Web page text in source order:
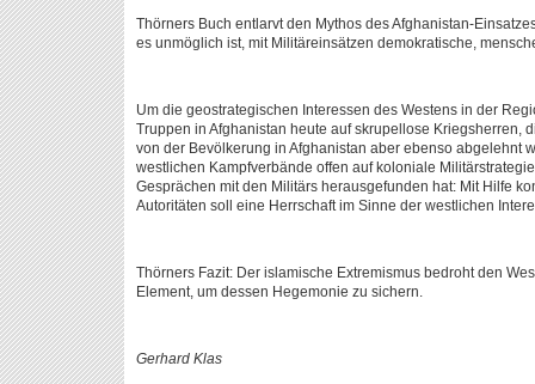
Thörners Buch entlarvt den Mythos des Afghanistan-
es unmöglich ist, mit Militäreinsätzen demokratische,
Um die geostrategischen Interessen des Westens in der
Truppen in Afghanistan heute auf skrupellose Kriegsherren,
von der Bevölkerung in Afghanistan aber ebenso abgelehnt
westlichen Kampfverbände offen auf koloniale
Gesprächen mit den Militärs herausgefunden hat: Mit Hilfe
Autoritäten soll eine Herrschaft im Sinne der westlichen
Thörners Fazit: Der islamische Extremismus bedroht den
Element, um dessen Hegemonie zu sichern.
Gerhard Klas